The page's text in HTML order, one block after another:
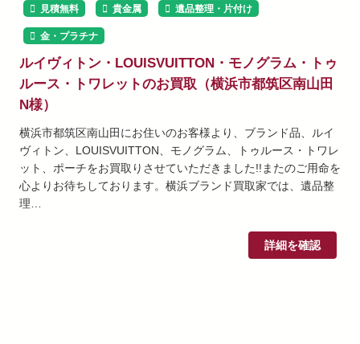
見積無料 貴金属 遺品整理・片付け
金・プラチナ
ルイヴィトン・LOUISVUITTON・モノグラム・トゥ
ルース・トワレットのお買取（横浜市都筑区南山田
N様）
横浜市都筑区南山田にお住いのお客様より、ブランド品、ルイ
ヴィトン、LOUISVUITTON、モノグラム、トゥルース・トワレ
ット、ポーチをお買取りさせていただきました!!またのご用命を
心よりお待ちしております。横浜ブランド買取家では、遺品整
理…
詳細を確認